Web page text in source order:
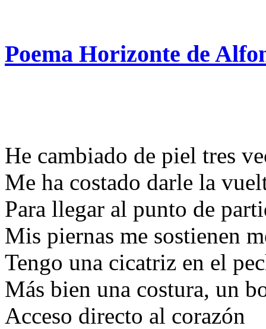
Poema Horizonte de
He cambiado de piel tres
Me ha costado darle la
Para llegar al punto de
Mis piernas me sostienen
Tengo una cicatriz en el
Más bien una costura, un
Acceso directo al corazón